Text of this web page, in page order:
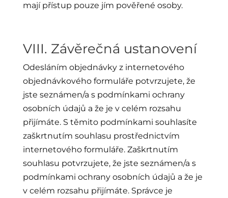
mají přístup pouze jím pověřené osoby.
VIII. Závěrečná ustanovení
Odesláním objednávky z internetového
objednávkového formuláře potvrzujete, že
jste seznámen/a s podmínkami ochrany
osobních údajů a že je v celém rozsahu
přijímáte. S těmito podmínkami souhlasíte
zaškrtnutím souhlasu prostřednictvím
internetového formuláře. Zaškrtnutím
souhlasu potvrzujete, že jste seznámen/a s
podmínkami ochrany osobních údajů a že je
v celém rozsahu přijímáte. Správce je